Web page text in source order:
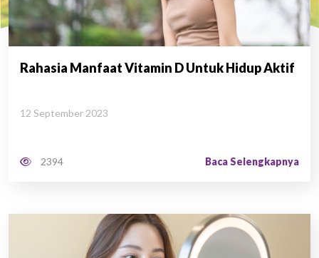
Rahasia Manfaat Vitamin D Untuk Hidup Aktif
12 September 2023
2394 Baca Selengkapnya